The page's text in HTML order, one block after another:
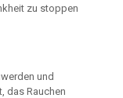
zu stoppen
und
das Rauchen